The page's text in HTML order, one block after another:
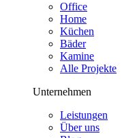
Office
Home
Küchen
Bäder
Kamine
Alle Projekte
Unternehmen
Leistungen
Über uns